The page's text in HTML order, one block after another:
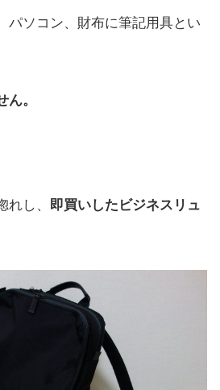
パソコン、財布に筆記用具とい
。
し、 即買いしたビジネスリュ